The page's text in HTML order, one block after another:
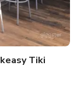
Tiki